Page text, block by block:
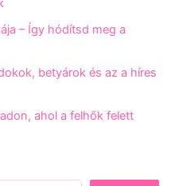
– Így hódítsd meg a
betyárok és az a híres
ahol a felhők felett